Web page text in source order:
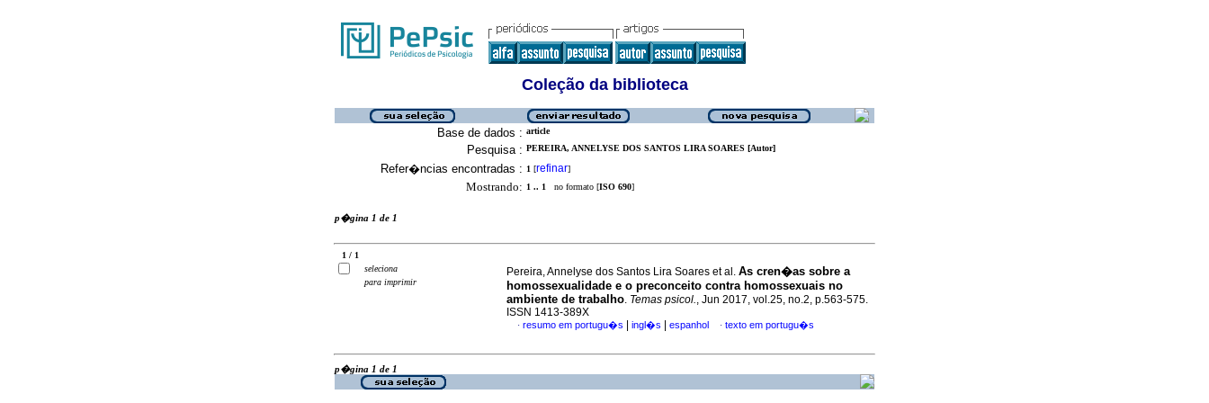
Coleção da biblioteca
Base de dados : article
Pesquisa : PEREIRA, ANNELYSE DOS SANTOS LIRA SOARES [Autor]
Refer�ncias encontradas : 1 [refinar]
Mostrando: 1 .. 1 no formato [ISO 690]
p�gina 1 de 1
1 / 1
seleciona
para imprimir
Pereira, Annelyse dos Santos Lira Soares et al. As cren�as sobre a
homossexualidade e o preconceito contra homossexuais no
ambiente de trabalho. Temas psicol., Jun 2017, vol.25, no.2, p.563-575.
ISSN 1413-389X
· resumo em portugu�s ingl�s espanhol · texto em portugu�s
p�gina 1 de 1